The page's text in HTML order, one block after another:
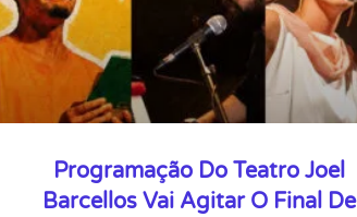
Programação Do Teatro Joel
Barcellos Vai Agitar O Final De